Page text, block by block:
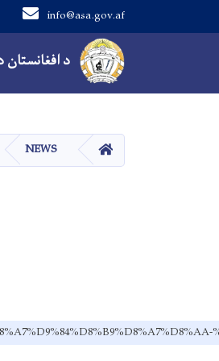
د
info@asa.gov.af
Main navigation
کور NEWS